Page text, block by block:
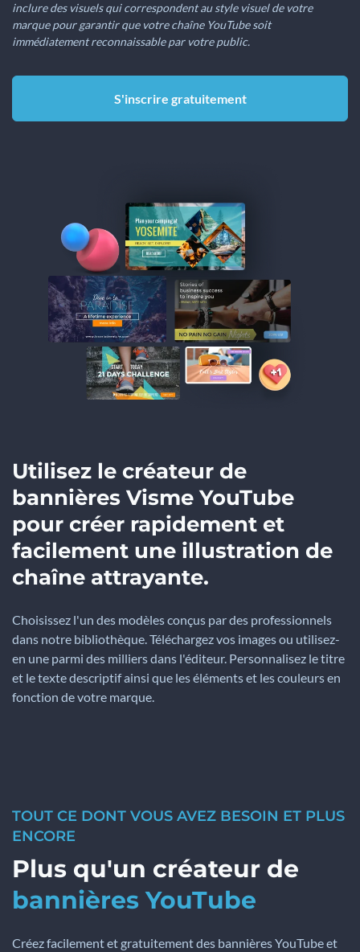
inclure des visuels qui correspondent au style visuel de votre
marque pour garantir que votre chaîne YouTube soit
immédiatement reconnaissable par votre public.
S'inscrire gratuitement
Utilisez le créateur de
bannières Visme YouTube
pour créer rapidement et
facilement une illustration de
chaîne attrayante.
Choisissez l'un des modèles conçus par des professionnels
dans notre bibliothèque. Téléchargez vos images ou utilisez-
en une parmi des milliers dans l'éditeur. Personnalisez le titre
et le texte descriptif ainsi que les éléments et les couleurs en
fonction de votre marque.
TOUT CE DONT VOUS AVEZ BESOIN ET PLUS
ENCORE
Plus qu'un créateur de
bannières YouTube
Créez facilement et gratuitement des bannières YouTube et